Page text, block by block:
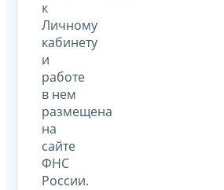
к
Личному
кабинету
и
работе
в нем
размещена
на
сайте
ФНС
России.